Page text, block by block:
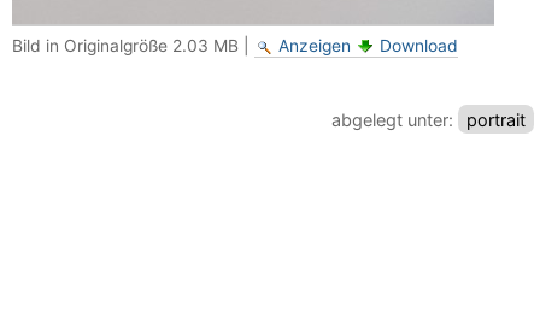
Bild in Originalgröße 2.03 MB| Anzeigen Download
abgelegt unter: portrait